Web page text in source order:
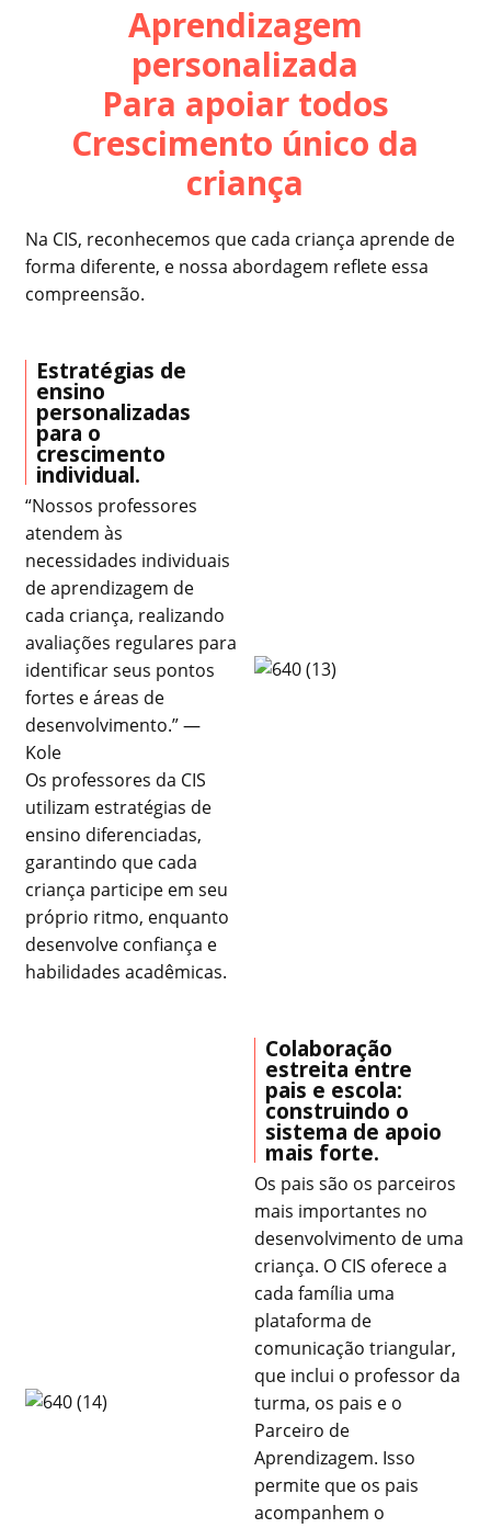
Aprendizagem
personalizada
Para apoiar todos
Crescimento único da
criança
Na CIS, reconhecemos que cada criança aprende de
forma diferente, e nossa abordagem reflete essa
compreensão.
Estratégias de
ensino
personalizadas
para o
crescimento
individual.
“Nossos professores
atendem às
necessidades individuais
de aprendizagem de
cada criança, realizando
avaliações regulares para
identificar seus pontos
fortes e áreas de
desenvolvimento.” —
Kole
Os professores da CIS
utilizam estratégias de
ensino diferenciadas,
garantindo que cada
criança participe em seu
próprio ritmo, enquanto
desenvolve confiança e
habilidades acadêmicas.
Colaboração
estreita entre
pais e escola:
construindo o
sistema de apoio
mais forte.
Os pais são os parceiros
mais importantes no
desenvolvimento de uma
criança. O CIS oferece a
cada família uma
plataforma de
comunicação triangular,
que inclui o professor da
turma, os pais e o
Parceiro de
Aprendizagem. Isso
permite que os pais
acompanhem o